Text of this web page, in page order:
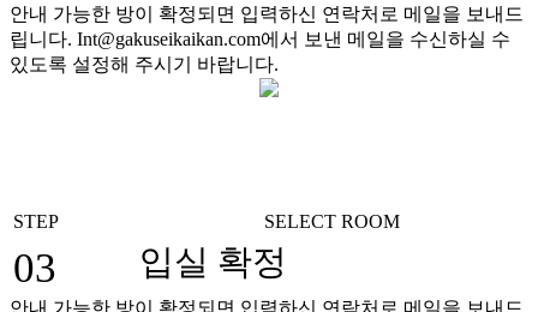
안내 가능한 방이 확정되면 입력하신 연락처로 메일을 보내드
립니다. Int@gakuseikaikan.com에서 보낸 메일을 수신하실 수
있도록 설정해 주시기 바랍니다.
STEP
03
SELECT ROOM
입실 확정
안내 가능한 방이 확정되면 입력하신 연락처로 메일을 보내드